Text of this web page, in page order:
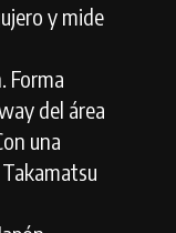
y mide
Forma
del área
una